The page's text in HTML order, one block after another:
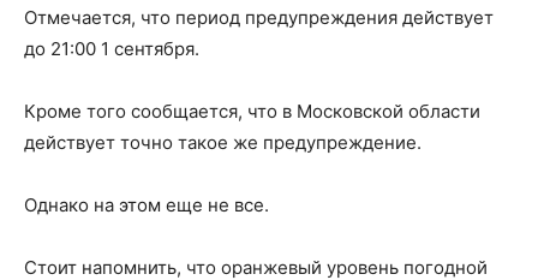
Отмечается, что период предупреждения действует
до 21:00 1 сентября.
Кроме того сообщается, что в Московской области
действует точно такое же предупреждение.
Однако на этом еще не все.
Стоит напомнить, что оранжевый уровень погодной